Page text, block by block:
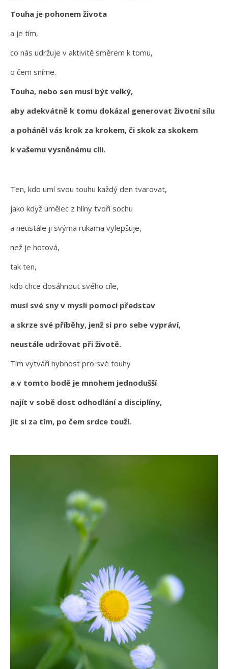
Touha je pohonem života
a je tím,
co nás udržuje v aktivitě směrem k tomu,
o čem sníme.
Touha, nebo sen musí být velký,
aby adekvátně k tomu dokázal generovat životní sílu
a poháněl vás krok za krokem, či skok za skokem
k vašemu vysněnému cíli.
Ten, kdo umí svou touhu každý den tvarovat,
jako když umělec z hlíny tvoří sochu
a neustále ji svýma rukama vylepšuje,
než je hotová,
tak ten,
kdo chce dosáhnout svého cíle,
musí své sny v mysli pomocí představ
a skrze své příběhy, jenž si pro sebe vypráví,
neustále udržovat při životě.
Tím vytváří hybnost pro své touhy
a v tomto bodě je mnohem jednodušší
najít v sobě dost odhodlání a disciplíny,
jít si za tím, po čem srdce touží.